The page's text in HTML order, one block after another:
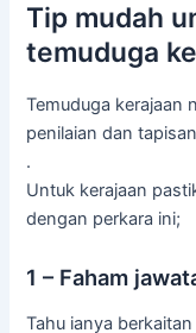
Tip mudah
temuduga
Temuduga kerajaan
penilaian dan
.
Untuk kerajaan
dengan perkara ini;
1 – Faham
Tahu ianya